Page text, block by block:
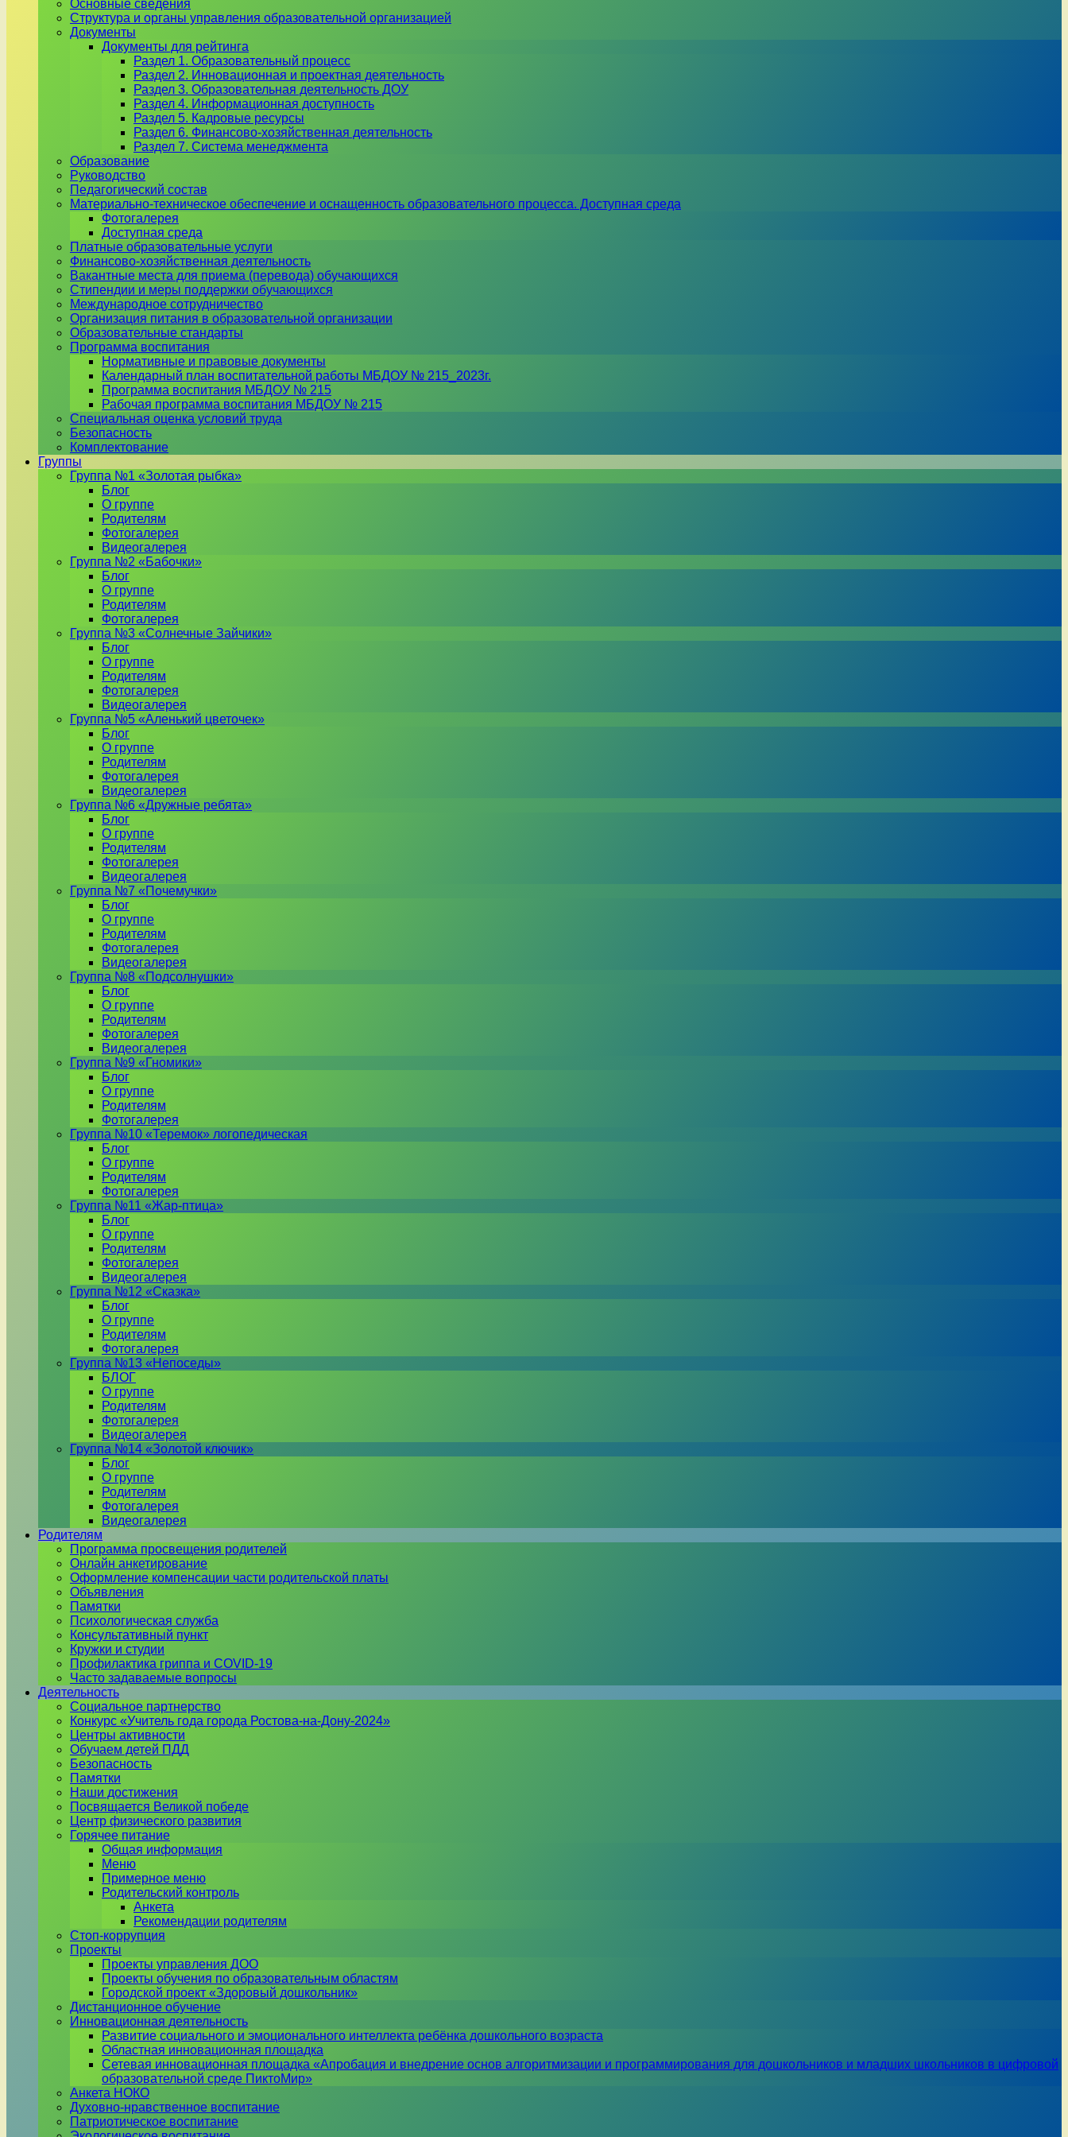
Основные сведения
Структура и органы управления образовательной организацией
Документы
Документы для рейтинга
Раздел 1. Образовательный процесс
Раздел 2. Инновационная и проектная деятельность
Раздел 3. Образовательная деятельность ДОУ
Раздел 4. Информационная доступность
Раздел 5. Кадровые ресурсы
Раздел 6. Финансово-хозяйственная деятельность
Раздел 7. Система менеджмента
Образование
Руководство
Педагогический состав
Материально-техническое обеспечение и оснащенность образовательного процесса. Доступная среда
Фотогалерея
Доступная среда
Платные образовательные услуги
Финансово-хозяйственная деятельность
Вакантные места для приема (перевода) обучающихся
Стипендии и меры поддержки обучающихся
Международное сотрудничество
Организация питания в образовательной организации
Образовательные стандарты
Программа воспитания
Нормативные и правовые документы
Календарный план воспитательной работы МБДОУ № 215_2023г.
Программа воспитания МБДОУ № 215
Рабочая программа воспитания МБДОУ № 215
Специальная оценка условий труда
Безопасность
Комплектование
Группы
Группа №1 «Золотая рыбка»
Блог
О группе
Родителям
Фотогалерея
Видеогалерея
Группа №2 «Бабочки»
Блог
О группе
Родителям
Фотогалерея
Группа №3 «Солнечные Зайчики»
Блог
О группе
Родителям
Фотогалерея
Видеогалерея
Группа №5 «Аленький цветочек»
Блог
О группе
Родителям
Фотогалерея
Видеогалерея
Группа №6 «Дружные ребята»
Блог
О группе
Родителям
Фотогалерея
Видеогалерея
Группа №7 «Почемучки»
Блог
О группе
Родителям
Фотогалерея
Видеогалерея
Группа №8 «Подсолнушки»
Блог
О группе
Родителям
Фотогалерея
Видеогалерея
Группа №9 «Гномики»
Блог
О группе
Родителям
Фотогалерея
Группа №10 «Теремок» логопедическая
Блог
О группе
Родителям
Фотогалерея
Группа №11 «Жар-птица»
Блог
О группе
Родителям
Фотогалерея
Видеогалерея
Группа №12 «Сказка»
Блог
О группе
Родителям
Фотогалерея
Группа №13 «Непоседы»
БЛОГ
О группе
Родителям
Фотогалерея
Видеогалерея
Группа №14 «Золотой ключик»
Блог
О группе
Родителям
Фотогалерея
Видеогалерея
Родителям
Программа просвещения родителей
Онлайн анкетирование
Оформление компенсации части родительской платы
Объявления
Памятки
Психологическая служба
Консультативный пункт
Кружки и студии
Профилактика гриппа и COVID-19
Часто задаваемые вопросы
Деятельность
Социальное партнерство
Конкурс «Учитель года города Ростова-на-Дону-2024»
Центры активности
Обучаем детей ПДД
Безопасность
Памятки
Наши достижения
Посвящается Великой победе
Центр физического развития
Горячее питание
Общая информация
Меню
Примерное меню
Родительский контроль
Анкета
Рекомендации родителям
Стоп-коррупция
Проекты
Проекты управления ДОО
Проекты обучения по образовательным областям
Городской проект «Здоровый дошкольник»
Дистанционное обучение
Инновационная деятельность
Развитие социального и эмоционального интеллекта ребёнка дошкольного возраста
Областная инновационная площадка
Сетевая инновационная площадка «Апробация и внедрение основ алгоритмизации и программирования для дошкольников и младших школьников в цифровой
образовательной среде ПиктоМир»
Анкета НОКО
Духовно-нравственное воспитание
Патриотическое воспитание